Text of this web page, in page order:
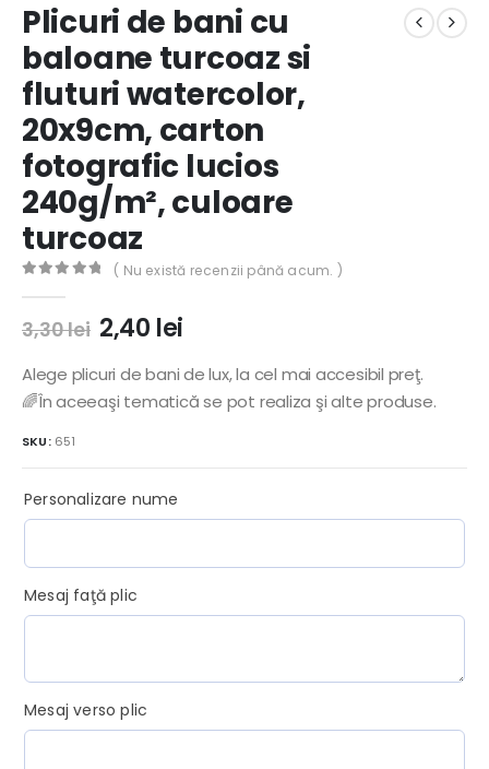
Plicuri de bani cu
baloane turcoaz si
fluturi watercolor,
20x9cm, carton
fotografic lucios
240g/m², culoare
turcoaz
( Nu există recenzii până acum. )
3,30lei Prețul
inițial
a
fost:
3,30 lei.
2,40 leiPrețul
este:
2,40 lei.
Alege plicuri de bani de lux, la cel mai accesibil preţ.
🌈În aceeaşi tematică se pot realiza şi alte produse.
SKU: 651
Personalizare nume
Mesaj faţă plic
Mesaj verso plic